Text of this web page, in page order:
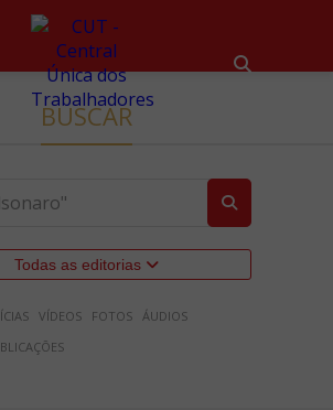
BUSCAR
Todas as editorias
VÍDEOS FOTOS ÁUDIOS